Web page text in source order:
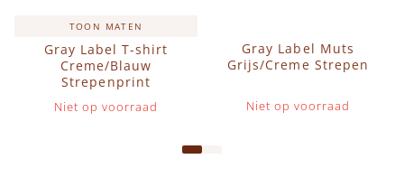
TOON MATEN
Gray Label T-shirt
Creme/Blauw
Strepenprint
Niet op voorraad
Gray Label Muts
Grijs/Creme Strepen
Niet op voorraad